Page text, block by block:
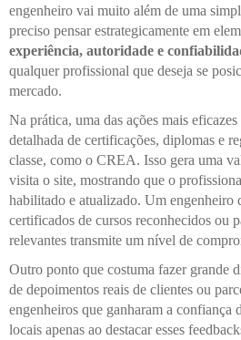
engenheiro vai muito além de uma
preciso pensar estrategicamente em
experiência, autoridade e
qualquer profissional que deseja se
mercado.
Na prática, uma das ações mais
detalhada de certificações, diplomas e
classe, como o CREA. Isso gera uma
visita o site, mostrando que o
habilitado e atualizado. Um engenheiro
certificados de cursos reconhecidos ou
relevantes transmite um nível de
Outro ponto que costuma fazer grande
de depoimentos reais de clientes ou
engenheiros que ganharam a confiança
locais apenas ao destacar esses